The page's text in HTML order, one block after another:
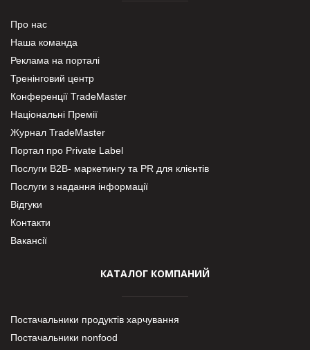
Про нас
Наша команда
Реклама на порталі
Тренінговий центр
Конференції TradeMaster
Національні Премії
Журнал TradeMaster
Портал про Private Label
Послуги В2В- маркетингу та PR для клієнтів
Послуги з надання інформації
Відгуки
Контакти
Вакансії
КАТАЛОГ КОМПАНИЙ
Постачальники продуктів харчування
Постачальники nonfood